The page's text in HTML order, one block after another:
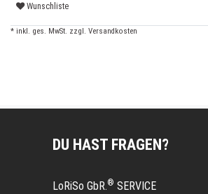
Wunschliste
* inkl. ges. MwSt. zzgl. Versandkosten
DU HAST FRAGEN?
LoRiSo GbR.® SERVICE